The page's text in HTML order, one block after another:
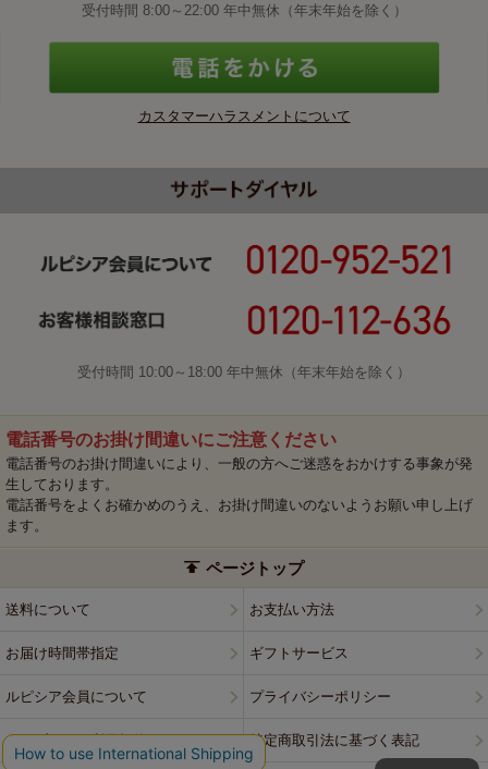
受付時間 8:00～22:00 年中無休（年末年始を除く）
カスタマーハラスメントについて
受付時間 10:00～18:00 年中無休（年末年始を除く）
電話番号のお掛け間違いにご注意ください
電話番号のお掛け間違いにより、一般の方へご迷惑をおかけする事象が発
生しております。
電話番号をよくお確かめのうえ、お掛け間違いのないようお願い申し上げ
ます。
ページトップ
送料について お支払い方法
お届け時間帯指定 ギフトサービス
ルピシア会員について プライバシーポリシー
ウェブサイト利用規約 特定商取引法に基づく表記